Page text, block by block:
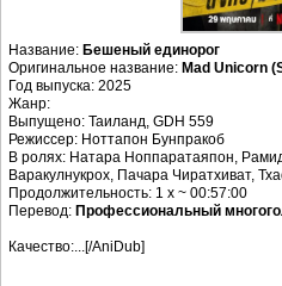
Название: Бешеный единорог
Оригинальное название: Mad Unicorn
Год выпуска: 2025
Жанр:
Выпущено: Таиланд, GDH 559
Режиссер: Ноттапон Бунпракоб
В ролях: Натара Ноппаратаяпон,
Варакулнукрох, Пачара Чиратхиват,
Продолжительность: 1 x ~ 00:57:00
Перевод: Профессиональный
Качество:...[/AniDub]